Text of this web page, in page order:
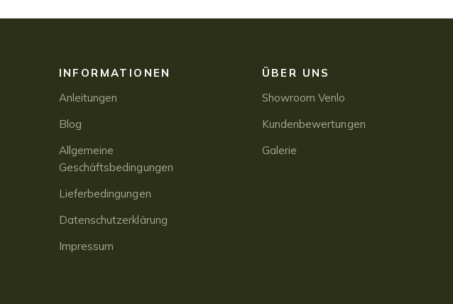
INFORMATIONEN
Anleitungen
Blog
Allgemeine
Geschäftsbedingungen
Lieferbedingungen
Datenschutzerklärung
Impressum
ÜBER UNS
Showroom Venlo
Kundenbewertungen
Galerie